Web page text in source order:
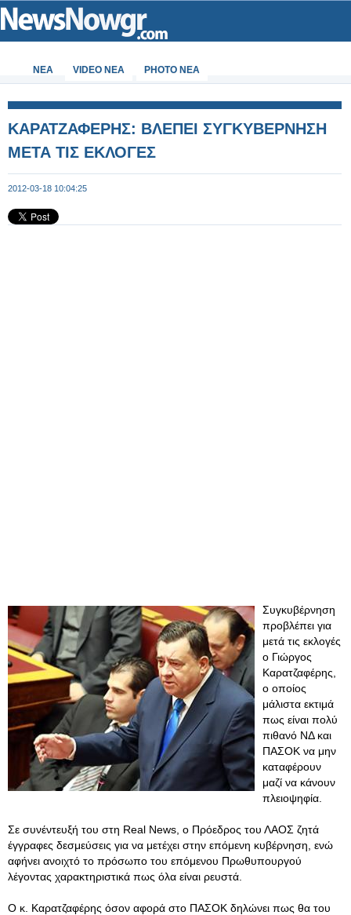
ΝΕΑ VIDEO NEA PHOTO NEA
ΚΑΡΑΤΖΑΦΕΡΗΣ: ΒΛΕΠΕΙ ΣΥΓΚΥΒΕΡΝΗΣΗ
ΜΕΤΑ ΤΙΣ ΕΚΛΟΓΕΣ
2012-03-18 10:04:25
Συγκυβέρνηση
προβλέπει για
μετά τις εκλογές
ο Γιώργος
Καρατζαφέρης,
ο οποίος
μάλιστα εκτιμά
πως είναι πολύ
πιθανό ΝΔ και
ΠΑΣΟΚ να μην
καταφέρουν
μαζί να κάνουν
πλειοψηφία.
Σε συνέντευξή του στη Real News, ο Πρόεδρος του ΛΑΟΣ ζητά
έγγραφες δεσμεύσεις για να μετέχει στην επόμενη κυβέρνηση, ενώ
αφήνει ανοιχτό το πρόσωπο του επόμενου Πρωθυπουργού
λέγοντας χαρακτηριστικά πως όλα είναι ρευστά.
Ο κ. Καρατζαφέρης όσον αφορά στο ΠΑΣΟΚ δηλώνει πως θα του